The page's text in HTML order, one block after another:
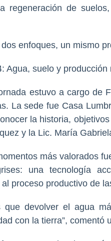
regeneración de
enfoques, un mismo
Agua, suelo y producción
estuvo a cargo de
La sede fue Casa
la historia,
y la Lic. María
más valorados
una tecnología
proceso productivo de
que devolver el agua
con la tierra”, comentó